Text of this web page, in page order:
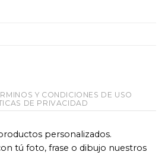
Y CONDICIONES DE USO
DE PRIVACIDAD
personalizados.
tú foto, frase o dibujo nuestros